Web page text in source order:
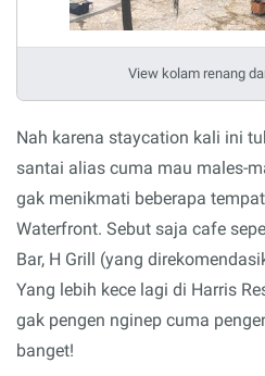
View kolam renang
Nah karena staycation kali ini
santai alias cuma mau males-
gak menikmati beberapa
Waterfront. Sebut saja cafe
Bar, H Grill (yang
Yang lebih kece lagi di Harris
gak pengen nginep cuma
banget!